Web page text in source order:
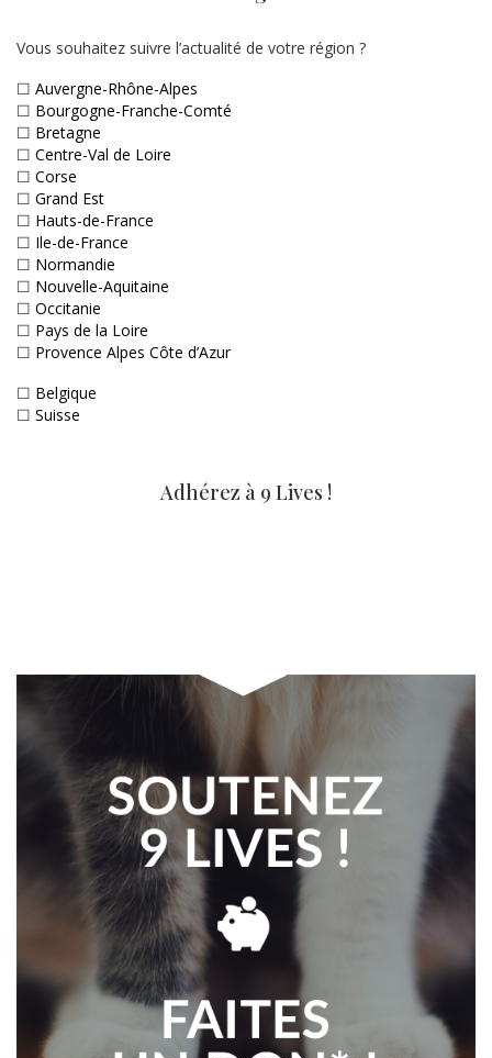
Vous souhaitez suivre l’actualité de votre région ?
☐ Auvergne-Rhône-Alpes
☐ Bourgogne-Franche-Comté
☐ Bretagne
☐ Centre-Val de Loire
☐ Corse
☐ Grand Est
☐ Hauts-de-France
☐ Ile-de-France
☐ Normandie
☐ Nouvelle-Aquitaine
☐ Occitanie
☐ Pays de la Loire
☐ Provence Alpes Côte d’Azur
☐ Belgique
☐ Suisse
Adhérez à 9 Lives !